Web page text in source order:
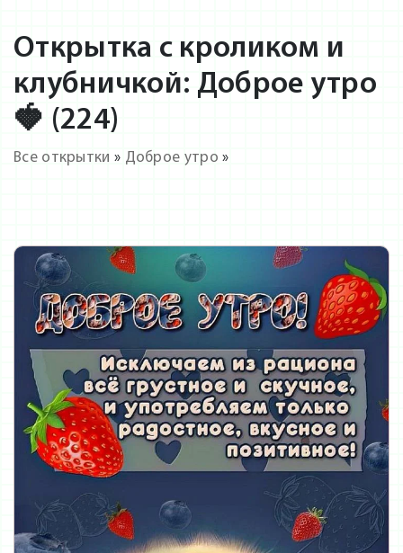
Открытка с кроликом и
клубничкой: Доброе утро
🍓 (224)
Все открытки » Доброе утро »